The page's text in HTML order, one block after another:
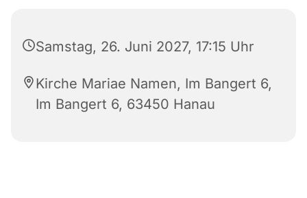
Samstag, 26. Juni 2027, 17:15 Uhr
Kirche Mariae Namen, Im Bangert 6,
Im Bangert 6, 63450 Hanau